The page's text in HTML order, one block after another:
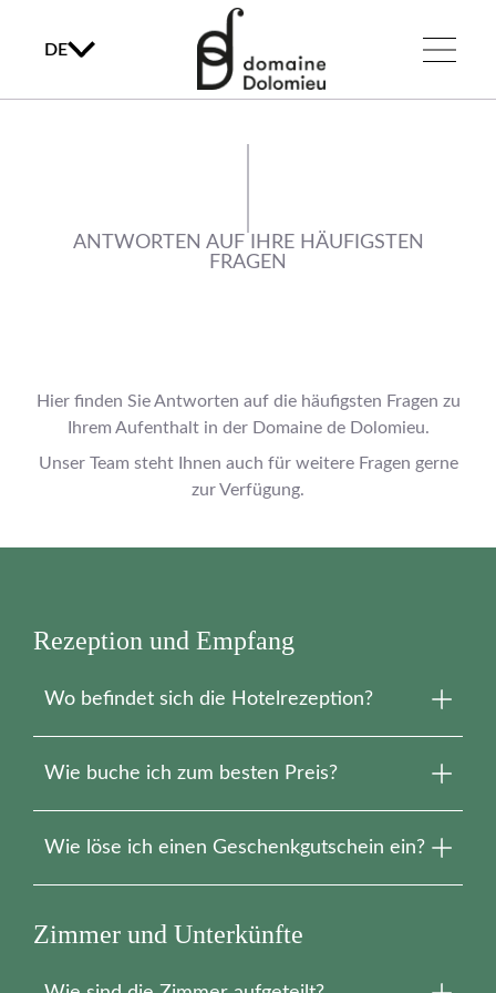
DE
ANTWORTEN AUF IHRE HÄUFIGSTEN
FRAGEN
Hier finden Sie Antworten auf die häufigsten Fragen zu
Ihrem Aufenthalt in der Domaine de Dolomieu.
Unser Team steht Ihnen auch für weitere Fragen gerne
zur Verfügung.
Rezeption und Empfang
Wo befindet sich die Hotelrezeption?
Wie buche ich zum besten Preis?
Bestpreisgarantie.
Wie löse ich einen Geschenkgutschein ein?
Aufenthalt zu planen.
Zimmer und Unterkünfte